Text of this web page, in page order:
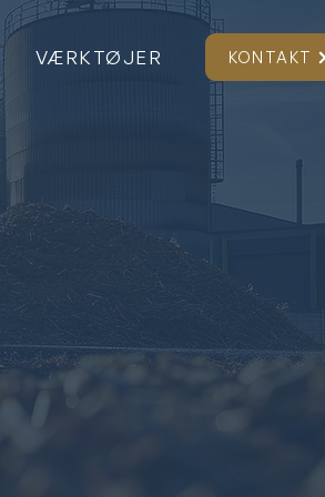
VÆRKTØJER KONTAKT